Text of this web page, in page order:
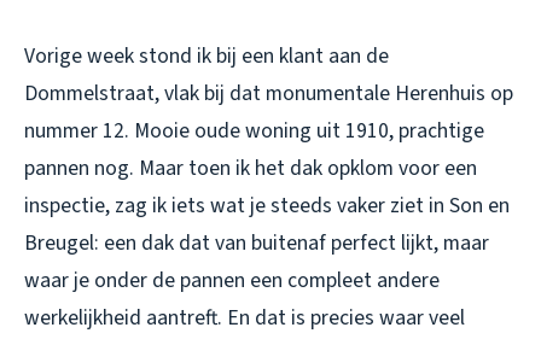
Vorige week stond ik bij een klant aan de
Dommelstraat, vlak bij dat monumentale Herenhuis op
nummer 12. Mooie oude woning uit 1910, prachtige
pannen nog. Maar toen ik het dak opklom voor een
inspectie, zag ik iets wat je steeds vaker ziet in Son en
Breugel: een dak dat van buitenaf perfect lijkt, maar
waar je onder de pannen een compleet andere
werkelijkheid aantreft. En dat is precies waar veel